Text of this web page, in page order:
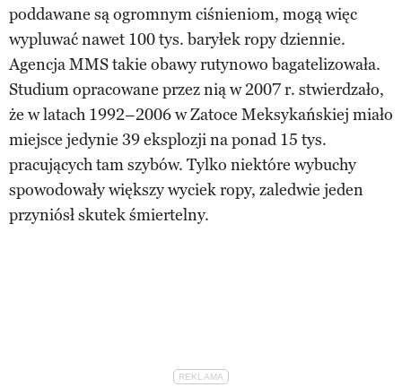
poddawane są ogromnym ciśnieniom, mogą więc
wypluwać nawet 100 tys. baryłek ropy dziennie.
Agencja MMS takie obawy rutynowo bagatelizowała.
Studium opracowane przez nią w 2007 r. stwierdzało,
że w latach 1992–2006 w Zatoce Meksykańskiej miało
miejsce jedynie 39 eksplozji na ponad 15 tys.
pracujących tam szybów. Tylko niektóre wybuchy
spowodowały większy wyciek ropy, zaledwie jeden
przyniósł skutek śmiertelny.